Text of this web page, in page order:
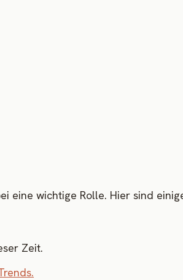
eine wichtige Rolle. Hier sind
Zeit.